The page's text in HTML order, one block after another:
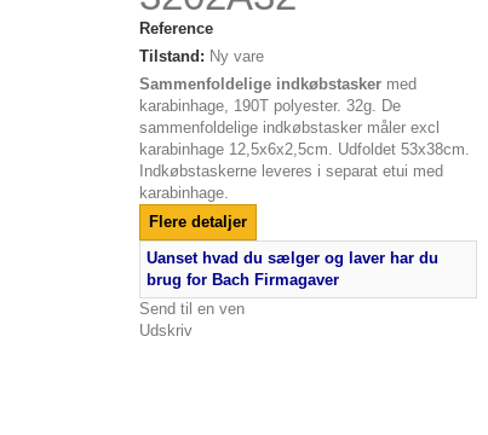
Reference
Tilstand: Ny vare
Sammenfoldeligeindkøbstaskermed
karabinhage, 190T polyester. 32g. De
sammenfoldelige indkøbstasker måler excl
karabinhage 12,5x6x2,5cm. Udfoldet 53x38cm.
Indkøbstaskerne leveres i separat etui med
karabinhage.
Flere detaljer
Uanset hvad du sælger og laver har du
brug for Bach Firmagaver
Send til en ven
Udskriv